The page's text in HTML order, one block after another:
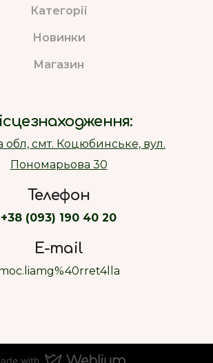
Категорії
Новинки
Магазин
обл, смт. Коцюбинське, вул.
Пономарьова 30
Телефон
+38 (093) 190 40 20
E-mail